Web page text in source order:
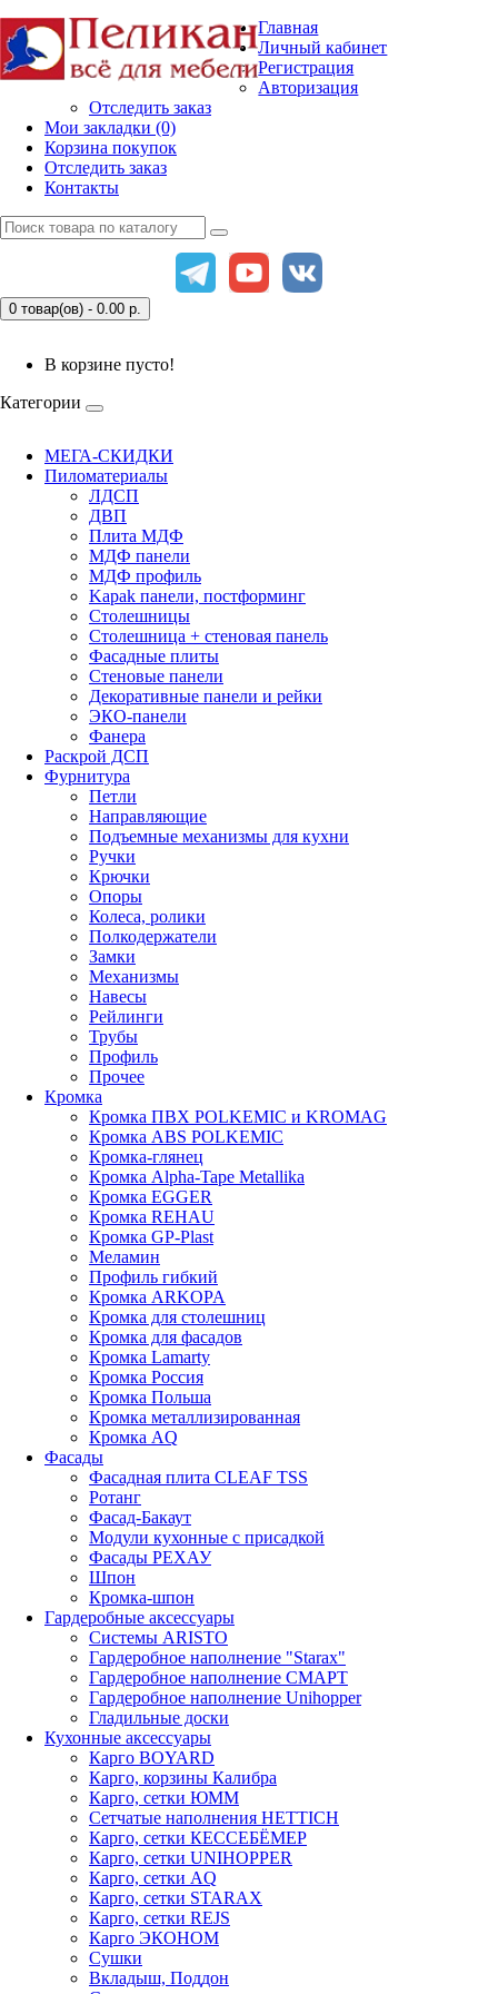
Главная
Личный кабинет
Регистрация
Авторизация
Отследить заказ
Мои закладки (0)
Корзина покупок
Отследить заказ
Контакты
0 товар(ов) - 0.00 р.
В корзине пусто!
Категории
МЕГА-СКИДКИ
Пиломатериалы
ЛДСП
ДВП
Плита МДФ
МДФ панели
МДФ профиль
Kapak панели, постформинг
Столешницы
Столешница + стеновая панель
Фасадные плиты
Стеновые панели
Декоративные панели и рейки
ЭКО-панели
Фанера
Раскрой ДСП
Фурнитура
Петли
Направляющие
Подъемные механизмы для кухни
Ручки
Крючки
Опоры
Колеса, ролики
Полкодержатели
Замки
Механизмы
Навесы
Рейлинги
Трубы
Профиль
Прочее
Кромка
Кромка ПВХ POLKEMIC и KROMAG
Кромка ABS POLKEMIС
Кромка-глянец
Кромка Alpha-Tape Metallika
Кромка EGGER
Кромка REHAU
Кромка GP-Plast
Меламин
Профиль гибкий
Кромка ARKOPA
Кромка для столешниц
Кромка для фасадов
Кромка Lamarty
Кромка Россия
Кромка Польша
Кромка металлизированная
Кромка AQ
Фасады
Фасадная плита CLEAF TSS
Ротанг
Фасад-Бакаут
Модули кухонные с присадкой
Фасады РЕХАУ
Шпон
Кромка-шпон
Гардеробные аксессуары
Системы ARISTO
Гардеробное наполнение "Starax"
Гардеробное наполнение СМАРТ
Гардеробное наполнение Unihopper
Гладильные доски
Кухонные аксессуары
Карго BOYARD
Карго, корзины Калибра
Карго, сетки ЮММ
Сетчатые наполнения HETTICH
Карго, сетки КЕССЕБЁМЕР
Карго, сетки UNIHOPPER
Карго, сетки AQ
Карго, сетки STARAX
Карго, сетки REJS
Карго ЭКОНОМ
Сушки
Вкладыш, Поддон